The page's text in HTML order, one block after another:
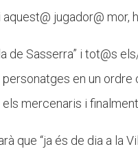
aquest@ jugador@
de Sasserra” i tot@s
en un
mercenaris i
que “ja és de dia a la